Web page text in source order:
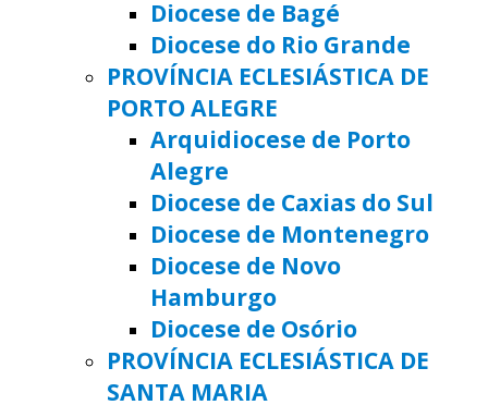
Diocese de Bagé
Diocese do Rio Grande
PROVÍNCIA ECLESIÁSTICA DE
PORTO ALEGRE
Arquidiocese de Porto
Alegre
Diocese de Caxias do Sul
Diocese de Montenegro
Diocese de Novo
Hamburgo
Diocese de Osório
PROVÍNCIA ECLESIÁSTICA DE
SANTA MARIA